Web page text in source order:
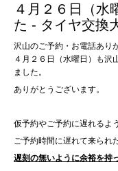
４月２６日（水
た - タイヤ交換
沢山のご予約・お電話あり
４月２６日（水曜日）も沢
ました。
ありがとうございます。
仮予約やご予約に遅れるよ
ご予約時間に遅れて来られ
遅刻の無いように余裕を持